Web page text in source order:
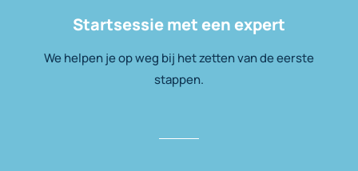
Startsessie met een expert
We helpen je op weg bij het zetten van de eerste
stappen.